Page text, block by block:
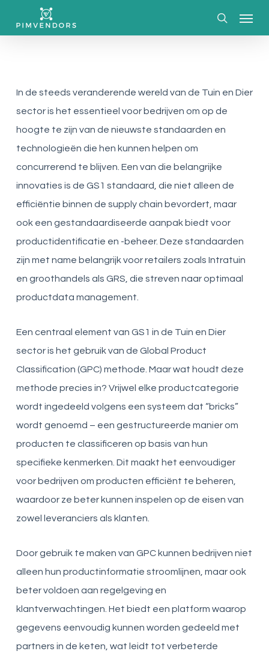
In de steeds veranderende wereld van de Tuin en Dier
sector is het essentieel voor bedrijven om op de
hoogte te zijn van de nieuwste standaarden en
technologieën die hen kunnen helpen om
concurrerend te blijven. Een van die belangrijke
innovaties is de GS1 standaard, die niet alleen de
efficiëntie binnen de supply chain bevordert, maar
ook een gestandaardiseerde aanpak biedt voor
productidentificatie en -beheer. Deze standaarden
zijn met name belangrijk voor retailers zoals Intratuin
en groothandels als GRS, die streven naar optimaal
productdata management.
Een centraal element van GS1 in de Tuin en Dier
sector is het gebruik van de Global Product
Classification (GPC) methode. Maar wat houdt deze
methode precies in? Vrijwel elke productcategorie
wordt ingedeeld volgens een systeem dat “bricks”
wordt genoemd – een gestructureerde manier om
producten te classificeren op basis van hun
specifieke kenmerken. Dit maakt het eenvoudiger
voor bedrijven om producten efficiënt te beheren,
waardoor ze beter kunnen inspelen op de eisen van
zowel leveranciers als klanten.
Door gebruik te maken van GPC kunnen bedrijven niet
alleen hun productinformatie stroomlijnen, maar ook
beter voldoen aan regelgeving en
klantverwachtingen. Het biedt een platform waarop
gegevens eenvoudig kunnen worden gedeeld met
partners in de keten, wat leidt tot verbeterde